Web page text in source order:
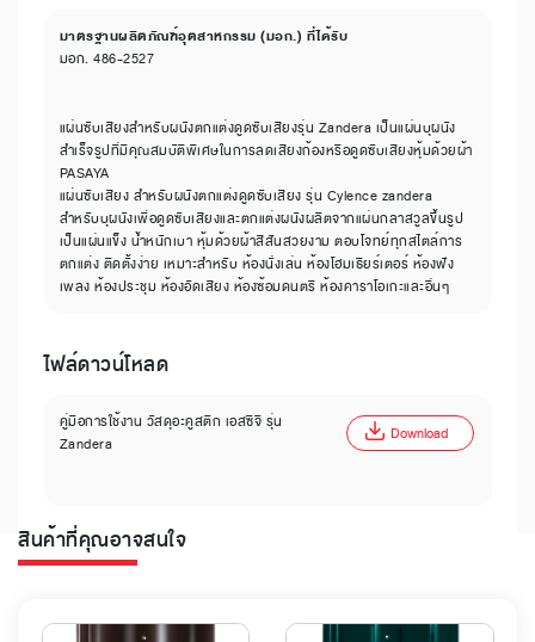
มาตรฐานผลิตภัณฑ์อุตสาหกรรม (มอก.) ที่ได้รับ
มอก. 486-2527
แผ่นซับเสียงสำหรับผนังตกแต่งดูดซับเสียงรุ่น Zandera เป็นแผ่นบุผนัง
สำเร็จรูปที่มีคุณสมบัติพิเศษในการลดเสียงก้องหรือดูดซับเสียงหุ้มด้วยผ้า
PASAYA
แผ่นซับเสียง สำหรับผนังตกแต่งดูดซับเสียง รุ่น Cylence zandera
สำหรับบุผนังเพื่อดูดซับเสียงและตกแต่งผนังผลิตจากแผ่นกลาสวูลขึ้นรูป
เป็นแผ่นแข็ง น้ำหนักเบา หุ้มด้วยผ้าสีสันสวยงาม ตอบโจทย์ทุกสไตล์การ
ตกแต่ง ติดตั้งง่าย เหมาะสำหรับ ห้องนั่งเล่น ห้องโฮมเธียร์เตอร์ ห้องฟัง
เพลง ห้องประชุม ห้องอัดเสียง ห้องซ้อมดนตรี ห้องคาราโอเกะและอื่นๆ
ไฟล์ดาวน์โหลด
คู่มือการใช้งาน วัสดุอะคูสติก เอสซีจี รุ่น
Zandera
Download
สินค้าที่คุณอาจสนใจ